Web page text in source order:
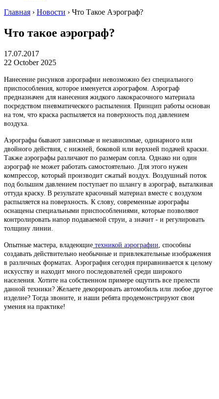
Главная › Новости › Что Такое Аэрограф?
Что такое аэрограф?
17.07.2017
22 October 2025
Нанесение рисунков аэрографии невозможно без специального
приспособления, которое именуется аэрографом. Аэрограф
предназначен для нанесения жидкого лакокрасочного материала
посредством пневматического распыления. Принцип работы основан
на том, что краска распыляется на поверхность под давлением
воздуха.
Аэрографы бывают зависимые и независимые, одинарного или
двойного действия, с нижней, боковой или верхней подачей краски.
Также аэрографы различают по размерам сопла. Однако ни один
аэрограф не может работать самостоятельно. Для этого нужен
компрессор, который производит сжатый воздух. Воздушный поток
под большим давлением поступает по шлангу в аэрограф, выталкивая
оттуда краску. В результате красочный материал вместе с воздухом
распыляется на поверхность. К слову, современные аэрографы
оснащены специальными приспособлениями, которые позволяют
контролировать напор подаваемой струи, а значит - и регулировать
толщину линии.
Опытные мастера, владеющие техникой аэрографии , способны
создавать действительно необычные и привлекательные изображения
в различных форматах. Аэрография сегодня приравнивается к целому
искусству и находит много последователей среди широкого
населения. Хотите на собственном примере ощутить все прелести
данной техники? Желаете декорировать автомобиль или любое другое
изделие? Тогда звоните, и наши ребята продемонстрируют свои
умения на практике!